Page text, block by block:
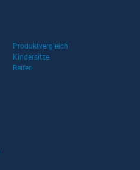
Produktvergleich
Kindersitze
Reifen